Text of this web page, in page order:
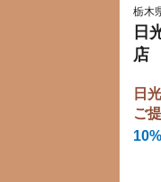
栃木
日
店
日
ご